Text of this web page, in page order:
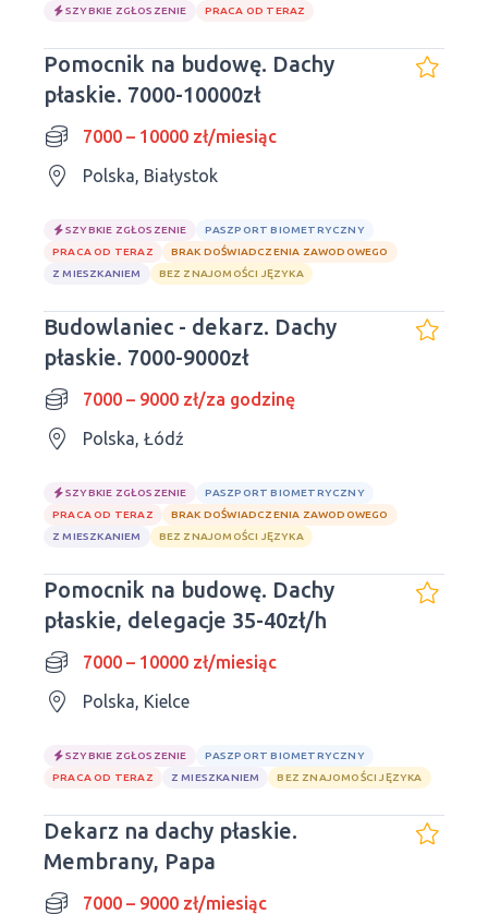
SZYBKIE ZGŁOSZENIE PRACA OD TERAZ
Pomocnik na budowę. Dachy
płaskie. 7000-10000zł
7000 – 10000 zł/miesiąc
Polska, Białystok
SZYBKIE ZGŁOSZENIE
PASZPORT BIOMETRYCZNY
PRACA OD TERAZ
BRAK DOŚWIADCZENIA ZAWODOWEGO
Z MIESZKANIEM
BEZ ZNAJOMOŚCI JĘZYKA
Budowlaniec - dekarz. Dachy
płaskie. 7000-9000zł
7000 – 9000 zł/za godzinę
Polska, Łódź
SZYBKIE ZGŁOSZENIE
PASZPORT BIOMETRYCZNY
PRACA OD TERAZ
BRAK DOŚWIADCZENIA ZAWODOWEGO
Z MIESZKANIEM
BEZ ZNAJOMOŚCI JĘZYKA
Pomocnik na budowę. Dachy
płaskie, delegacje 35-40zł/h
7000 – 10000 zł/miesiąc
Polska, Kielce
SZYBKIE ZGŁOSZENIE
PASZPORT BIOMETRYCZNY
PRACA OD TERAZ
Z MIESZKANIEM BEZ ZNAJOMOŚCI JĘZYKA
Dekarz na dachy płaskie.
Membrany, Papa
7000 – 9000 zł/miesiąc